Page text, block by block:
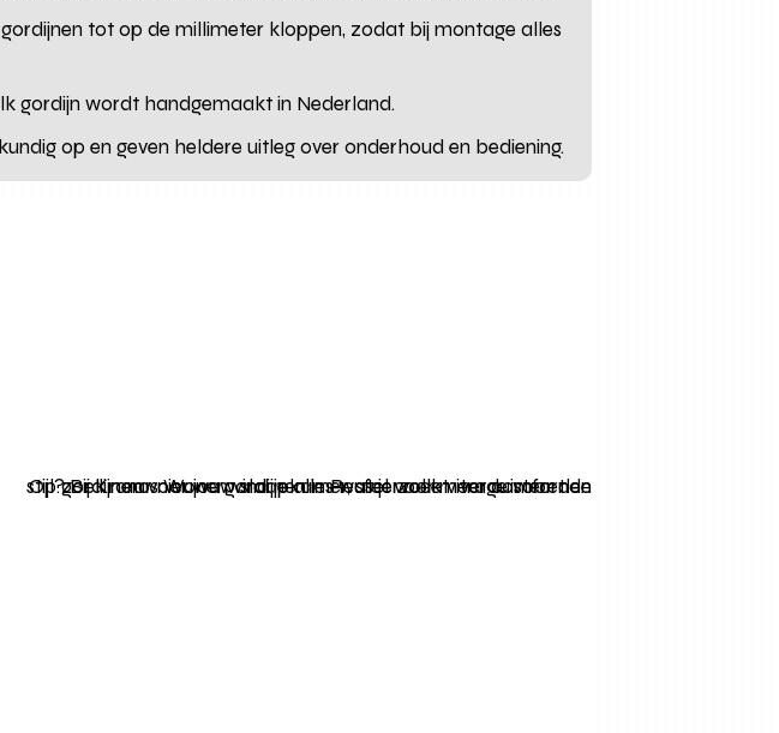
tot op de millimeter kloppen, zodat bij montage alles
gordijn wordt handgemaakt in Nederland.
op en geven heldere uitleg over onderhoud en bediening.